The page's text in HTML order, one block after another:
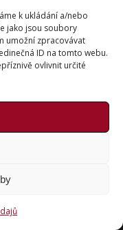
k ukládání a/nebo
jako jsou soubory
umožní zpracovávat
ID na tomto webu.
ovlivnit určité
|Tvorba webových